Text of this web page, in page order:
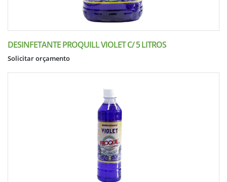
DESINFETANTE PROQUILL VIOLET C/ 5 LITROS
Solicitar orçamento